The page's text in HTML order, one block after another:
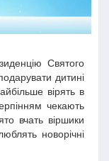
Святого
дитині
вірять в
чекають
вчать віршики
новорічні